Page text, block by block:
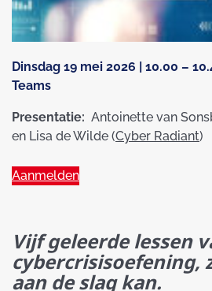
Dinsdag 19 mei 2026 | 10.00 –
Teams
Presentatie: Antoinette van
en Lisa de Wilde (Cyber Radiant)
Aanmelden
Vijf geleerde lessen
cybercrisisoefening,
aan de slag kan.